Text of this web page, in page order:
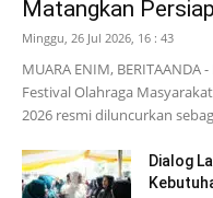
Matangkan
Minggu, 26 Jul 2026, 16 : 43
MUARA ENIM,
Festival Olahraga
2026 resmi diluncurkan
Dialog